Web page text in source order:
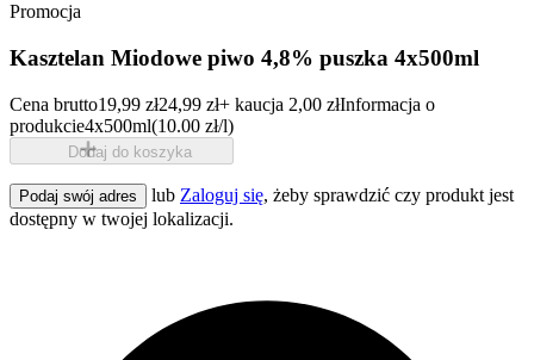
Promocja
Kasztelan Miodowe piwo 4,8% puszka 4x500ml
Cena brutto19,99 zł24,99 zł+ kaucja 2,00 złInformacja o
produkcie4x500ml(10.00 zł/l)
Dodaj do koszyka
Podaj swój adres lub Zaloguj się, żeby sprawdzić czy produkt jest
dostępny w twojej lokalizacji.